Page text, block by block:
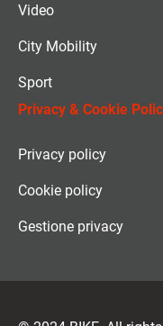
Video
City Mobility
Sport
Privacy & Cookie
Privacy policy
Cookie policy
Gestione privacy